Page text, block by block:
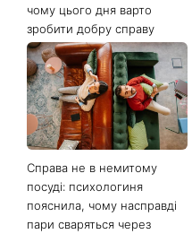
чому цього дня варто
зробити добру справу
Справа не в немитому
посуді: психологиня
пояснила, чому насправді
пари сваряться через